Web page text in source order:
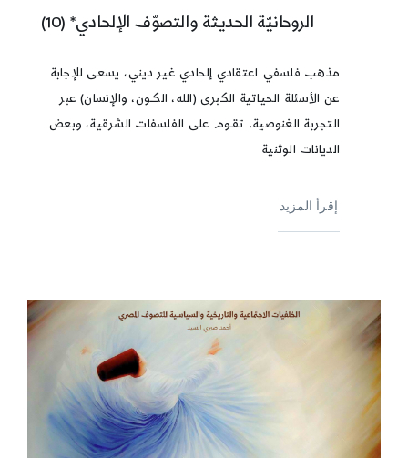
الروحانيّة الحديثة والتصوّف الإلحادي* (10)
مذهب فلسفي اعتقادي إلحادي غير ديني، يسعى للإجابة
عن الأسئلة الحياتية الكبرى (الله، الكـون، والإنسان) عبر
التجربة الغنوصية. تقـوم على الفلسفات الشرقية، وبعض
الديانات الوثنية
إقرأ المزيد